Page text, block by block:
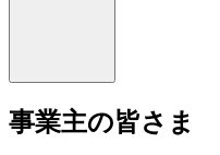
事業主の皆さま